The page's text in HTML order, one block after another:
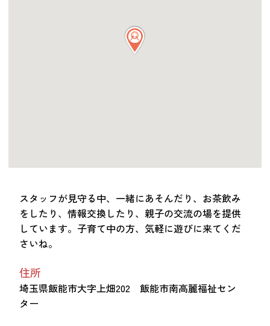
新着情報 音声読み上げお問い合わせ
スタッフが見守る中、一緒にあそんだり、お茶飲み
をしたり、情報交換したり、親子の交流の場を提供
しています。子育て中の方、気軽に遊びに来てくだ
さいね。
住所
埼玉県飯能市大字上畑202 飯能市南高麗福祉セン
ター